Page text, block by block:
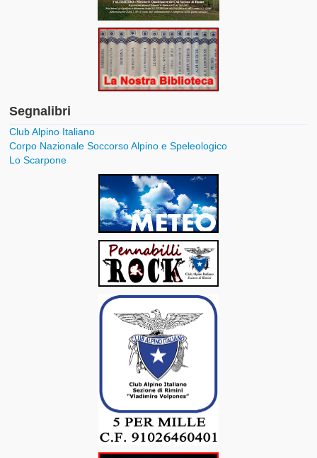
Segnalibri
Club Alpino Italiano
Corpo Nazionale Soccorso Alpino e Speleologico
Lo Scarpone